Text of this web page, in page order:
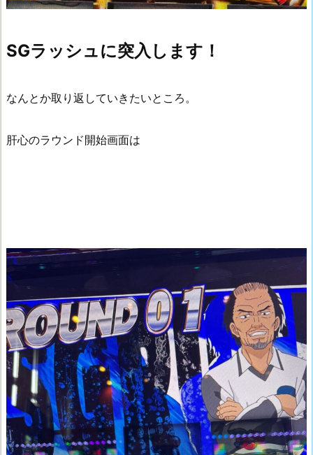
SGラッシュに突入します！
なんとか取り返していきたいところ。
肝心のラウンド開始画面は